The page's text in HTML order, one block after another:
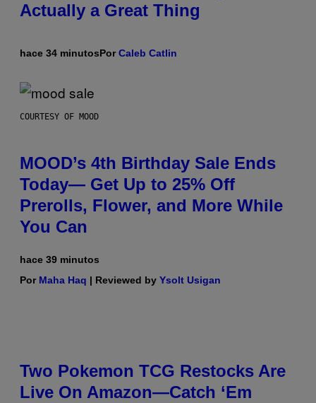
Actually a Great Thing
hace 34 minutosPorCaleb Catlin
COURTESY OF MOOD
MOOD’s 4th Birthday Sale Ends
Today— Get Up to 25% Off
Prerolls, Flower, and More While
You Can
hace 39 minutos
Por Maha Haq | Reviewed by Ysolt Usigan
Two Pokemon TCG Restocks Are
Live On Amazon—Catch ‘Em